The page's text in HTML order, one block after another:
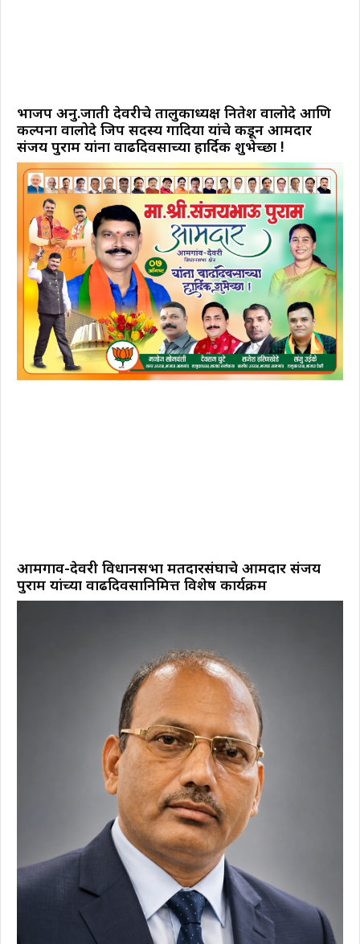
भाजप अनु.जाती देवरीचे तालुकाध्यक्ष नितेश वालोदे आणि
कल्पना वालोदे जिप सदस्य गोंदिया यांचे कडून आमदार
संजय पुराम यांना वाढदिवसाच्या हार्दिक शुभेच्छा !
आमगाव-देवरी विधानसभा मतदारसंघाचे आमदार संजय
पुराम यांच्या वाढदिवसानिमित्त विशेष कार्यक्रम